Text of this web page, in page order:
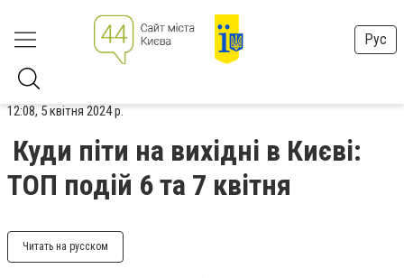
Рус
12:08, 5 квітня 2024 р.
Куди піти на вихідні в Києві:
ТОП подій 6 та 7 квітня
Читать на русском